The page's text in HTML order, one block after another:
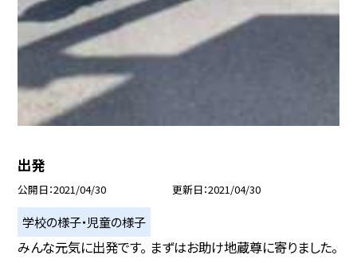
出発
公開日 2021/04/30 更新日 2021/04/30
学校の様子・児童の様子
みんな元気に出発です。 まずはお助け地蔵尊に寄りました。